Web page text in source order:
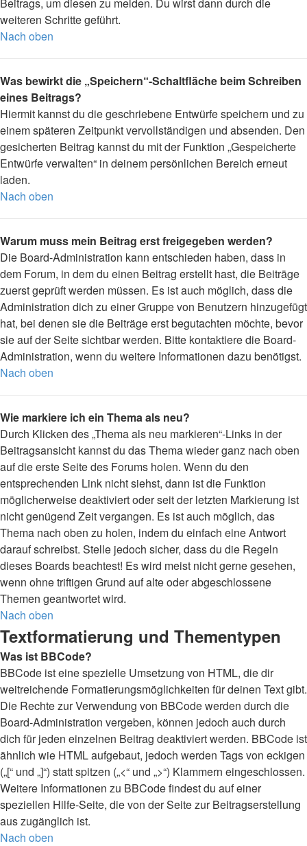
weiteren Schritte geführt.
Nach oben
Was bewirkt die „Speichern“-Schaltfläche beim Schreiben
eines Beitrags?
Hiermit kannst du die geschriebene Entwürfe speichern und zu
einem späteren Zeitpunkt vervollständigen und absenden. Den
gesicherten Beitrag kannst du mit der Funktion „Gespeicherte
Entwürfe verwalten“ in deinem persönlichen Bereich erneut
laden.
Nach oben
Warum muss mein Beitrag erst freigegeben werden?
Die Board-Administration kann entschieden haben, dass in
dem Forum, in dem du einen Beitrag erstellt hast, die Beiträge
zuerst geprüft werden müssen. Es ist auch möglich, dass die
Administration dich zu einer Gruppe von Benutzern hinzugefügt
hat, bei denen sie die Beiträge erst begutachten möchte, bevor
sie auf der Seite sichtbar werden. Bitte kontaktiere die Board-
Administration, wenn du weitere Informationen dazu benötigst.
Nach oben
Wie markiere ich ein Thema als neu?
Durch Klicken des „Thema als neu markieren“-Links in der
Beitragsansicht kannst du das Thema wieder ganz nach oben
auf die erste Seite des Forums holen. Wenn du den
entsprechenden Link nicht siehst, dann ist die Funktion
möglicherweise deaktiviert oder seit der letzten Markierung ist
nicht genügend Zeit vergangen. Es ist auch möglich, das
Thema nach oben zu holen, indem du einfach eine Antwort
darauf schreibst. Stelle jedoch sicher, dass du die Regeln
dieses Boards beachtest! Es wird meist nicht gerne gesehen,
wenn ohne triftigen Grund auf alte oder abgeschlossene
Themen geantwortet wird.
Nach oben
Textformatierung und Thementypen
Was ist BBCode?
BBCode ist eine spezielle Umsetzung von HTML, die dir
weitreichende Formatierungsmöglichkeiten für deinen Text gibt.
Die Rechte zur Verwendung von BBCode werden durch die
Board-Administration vergeben, können jedoch auch durch
dich für jeden einzelnen Beitrag deaktiviert werden. BBCode ist
ähnlich wie HTML aufgebaut, jedoch werden Tags von eckigen
(„[“ und „]“) statt spitzen („<“ und „>“) Klammern eingeschlossen.
Weitere Informationen zu BBCode findest du auf einer
speziellen Hilfe-Seite, die von der Seite zur Beitragserstellung
aus zugänglich ist.
Nach oben